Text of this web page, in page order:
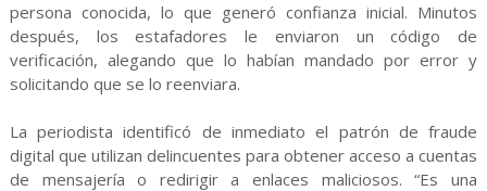
persona conocida, lo que generó confianza inicial. Minutos
después, los estafadores le enviaron un código de
verificación, alegando que lo habían mandado por error y
solicitando que se lo reenviara.
La periodista identificó de inmediato el patrón de fraude
digital que utilizan delincuentes para obtener acceso a cuentas
de mensajería o redirigir a enlaces maliciosos. “Es una